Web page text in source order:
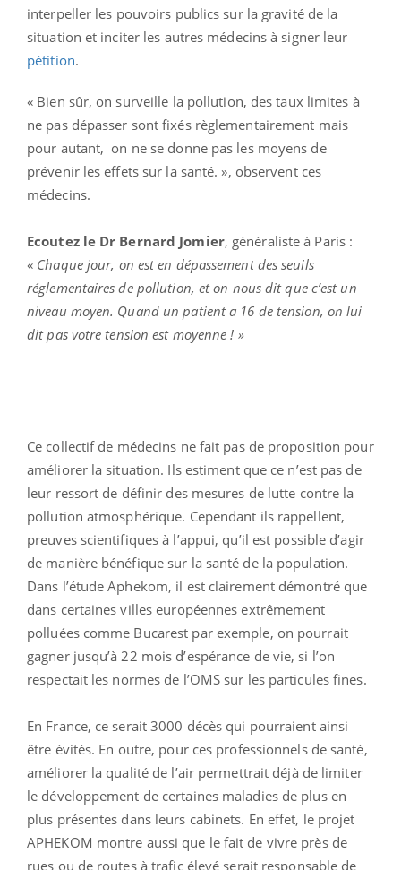
interpeller les pouvoirs publics sur la gravité de la
situation et inciter les autres médecins à signer leur
pétition.
« Bien sûr, on surveille la pollution, des taux limites à
ne pas dépasser sont fixés règlementairement mais
pour autant, on ne se donne pas les moyens de
prévenir les effets sur la santé. », observent ces
médecins.
Ecoutez le Dr Bernard Jomier, généraliste à Paris :
« Chaque jour, on est en dépassement des seuils
réglementaires de pollution, et on nous dit que c’est un
niveau moyen. Quand un patient a 16 de tension, on lui
dit pas votre tension est moyenne ! »
Ce collectif de médecins ne fait pas de proposition pour
améliorer la situation. Ils estiment que ce n’est pas de
leur ressort de définir des mesures de lutte contre la
pollution atmosphérique. Cependant ils rappellent,
preuves scientifiques à l’appui, qu’il est possible d’agir
de manière bénéfique sur la santé de la population.
Dans l’étude Aphekom, il est clairement démontré que
dans certaines villes européennes extrêmement
polluées comme Bucarest par exemple, on pourrait
gagner jusqu’à 22 mois d’espérance de vie, si l’on
respectait les normes de l’OMS sur les particules fines.
En France, ce serait 3000 décès qui pourraient ainsi
être évités. En outre, pour ces professionnels de santé,
améliorer la qualité de l’air permettrait déjà de limiter
le développement de certaines maladies de plus en
plus présentes dans leurs cabinets. En effet, le projet
APHEKOM montre aussi que le fait de vivre près de
rues ou de routes à trafic élevé serait responsable de